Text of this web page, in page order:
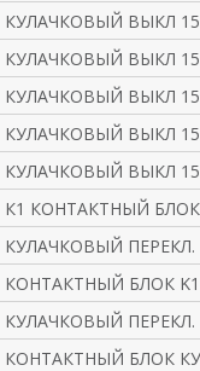
КУЛАЧКОВЫЙ ВЫКЛ
КУЛАЧКОВЫЙ ВЫКЛ
КУЛАЧКОВЫЙ ВЫКЛ
КУЛАЧКОВЫЙ ВЫКЛ
КУЛАЧКОВЫЙ ВЫКЛ
К1 КОНТАКТНЫЙ БЛОК
КУЛАЧКОВЫЙ
КОНТАКТНЫЙ БЛОК
КУЛАЧКОВЫЙ
КОНТАКТНЫЙ БЛОК